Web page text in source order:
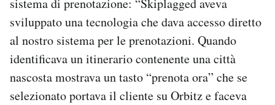
sistema di prenotazione: “Skiplagged aveva
sviluppato una tecnologia che dava accesso diretto
al nostro sistema per le prenotazioni. Quando
identificava un itinerario contenente una città
nascosta mostrava un tasto “prenota ora” che se
selezionato portava il cliente su Orbitz e faceva